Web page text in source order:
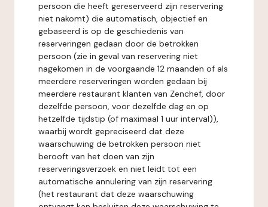
persoon die heeft gereserveerd zijn reservering
niet nakomt) die automatisch, objectief en
gebaseerd is op de geschiedenis van
reserveringen gedaan door de betrokken
persoon (zie in geval van reservering niet
nagekomen in de voorgaande 12 maanden of als
meerdere reserveringen worden gedaan bij
meerdere restaurant klanten van Zenchef, door
dezelfde persoon, voor dezelfde dag en op
hetzelfde tijdstip (of maximaal 1 uur interval)),
waarbij wordt gepreciseerd dat deze
waarschuwing de betrokken persoon niet
berooft van het doen van zijn
reserveringsverzoek en niet leidt tot een
automatische annulering van zijn reservering
(het restaurant dat deze waarschuwing